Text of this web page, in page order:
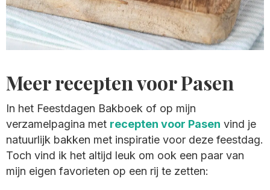
Meer recepten voor Pasen
In het Feestdagen Bakboek of op mijn
verzamelpagina met recepten voor Pasen vind je
natuurlijk bakken met inspiratie voor deze feestdag.
Toch vind ik het altijd leuk om ook een paar van
mijn eigen favorieten op een rij te zetten: